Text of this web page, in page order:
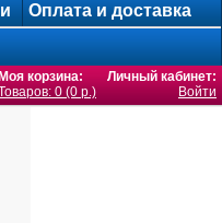
Оплата и доставка
Моя корзина:
0 (0 р.)
Личный кабинет:
Войти